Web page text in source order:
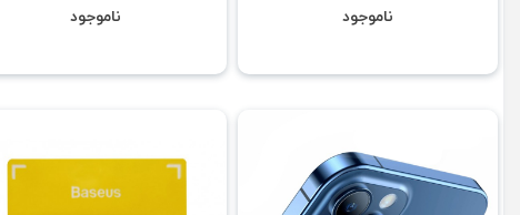
ناموجود ناموجود